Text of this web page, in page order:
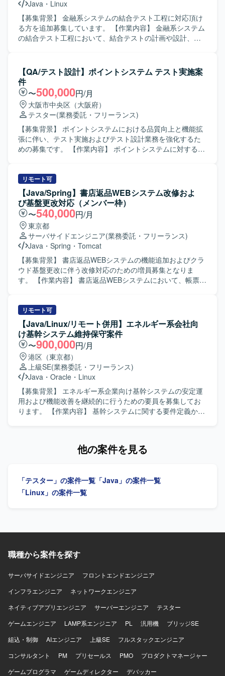
集および可視化を目的とした環境構築、チーム全体のQAプ
ロセス設計および改善プロジェクトへの参画を行っていた
だきます。 【求める人物像】 ゲーム開発における品質向上
に強い関心を持ち、テスト自動化や開発効率化に主体的に
改善提案ができる方にマッチする環境です。 【ポジション
の魅力】 マルチプラットフォームで展開予定のゲームタイ
トルにおいて、企画初期段階から運用・海外展開まで一気
通貫で関われる多様なプロジェクトに参加していただけま
す。 大型IPを中心としたタイトル群において、テスト自動
化やQAプロセス改善を通じて開発スピードと品質向上の両
立に貢献できるポジションです。 チームの枠を越えて意見
を出し合い、自律的に価値創出を行うカルチャーの中で、
大きな裁量を持ってチャレンジしていただけます。 【開発
が用意されており、UniTask、R3、UniRx、
MasterMemory、Anjin、Unity Test Frameworkなどを利用
した開発・テスト環境が整備されております。
Java ・ Linux
【募集背景】 金融系システムの結合テスト工程に対応頂け
る方を追加募集しています。 【作業内容】 金融系システム
の結合テスト工程において、結合テストの計画や設計、テ
験を活かし、関連する仕様や設計内容を理解したうえでテ
スト観点の洗い出しやテストケースの作成にも携わってい
ただきます。 【求める人物像】 自発的に一人称で動くこと
ができ、与えられたタスクに対して主体的に取り組める方
を求めています。周囲とコミュニケーションを取りなが
ら、テスト品質の向上に貢献していただける方が望ましい
です。 【ポジションの魅力】 金融系システムの結合テスト
工程に関わることで、大規模システムの品質向上に寄与で
きるポジションです。JavaおよびLinux環境での開発スキル
【QA/テスト設計】ポイントシステム テスト実施案
件
〜500,000円/月
大阪市中央区（大阪府）
テスター(業務委託・フリーランス)
【募集背景】 ポイントシステムにおける品質向上と機能拡
張に伴い、テスト実施およびテスト設計業務を強化するた
めの募集です。 【作業内容】 ポイントシステムに対するテ
やAPI連携を踏まえたテスト観点の洗い出しやテストケース
作成、E2E等の自動化テスト設計・実施、テスト結果の整理
および不具合起票・管理などの品質管理・QA業務を担当し
ていただきます。 【求める人物像】 複雑な仕様や業務フロ
ーを自ら理解し、抜け漏れのないテスト設計を主体的に進
められる方を求めています。開発メンバーや関係者とコミ
ュニケーションを取りながら、品質向上の観点で改善提案
ができる方です。 【ポジションの魅力】 ポイントシステム
における銀行・カード連携など、多数の外部システムとの
連携を伴う大規模システムの品質管理に携わることができ
ます。テスト設計から自動化まで一連のQA業務を経験でき
イル連携およびAPI連携を含むシステム環境でのテスト設計
およびテスト自動化環境を利用していただきます。
リモート可
【Java/Spring】書店返品WEBシステム改修およ
び基盤更改対応（メンバー枠）
〜540,000円/月
東京都
サーバサイドエンジニア(業務委託・フリーランス)
Java ・ Spring ・ Tomcat
【募集背景】 書店返品WEBシステムの機能追加およびクラ
ウド基盤更改に伴う改修対応のための増員募集となりま
す。 【作業内容】 書店返品WEBシステムにおいて、帳票出
ートへの分岐追加を中心とした軽微改修を行い、既存Java
／Springシステムの改修からテストまでを単独で遂行して
いただきます。案件Bではクラウド基盤切り替えに伴うPoC
後の改修およびテスト工程を担当し、併せて調査、解析、
トラブルシュート業務にも対応していただきます。 【求め
る人物像】 与えられたタスクを責任感を持ってやり遂げる
ことができる方を求めています。既存システムの仕様をキ
ャッチアップし、自ら調査しながら課題解決に取り組める
方です。チームメンバーやリーダーと連携しながら円滑に
コミュニケーションを取れる方です。 【ポジションの魅
力】 既存Java／Springシステムの改修からテストまで一連
プロジェクトの流れやトラブルシュートのノウハウも習得
を行っていただきます。帳票テンプレート改修やWARデプ
ロイ、テスト工程などを通じて、既存アプリケーションの
リモート可
【Java/Linux/リモート併用】エネルギー系会社向
け基幹システム維持保守案件
〜900,000円/月
港区（東京都）
上級SE(業務委託・フリーランス)
Java ・ Oracle ・ Linux
【募集背景】 エネルギー系企業向け基幹システムの安定運
用および機能改善を継続的に行うための要員を募集してお
ります。 【作業内容】 基幹システムに関する要件定義から
の各種オペレーションやジョブの設定・変更、障害発生時
討や調整にも関わっていただきます。 【求める人物像】 上
流から下流まで一貫して主体的に取り組める方を求めてお
境のキャッチアップにも前向きに取り組める方を想定して
系基幹システムの維持保守に携わることで、業務知識と技
術スキルの双方を深めていただけます。要件定義から保守
まで幅広い工程を担当するため、上流工程の経験を積みな
がら、インフラやクラウド、ミドルウェアなど周辺技術に
も触れられる環境となっております。 【開発環境】 Javaお
ります。OracleやDb2などを含む各種ミドルウェアやジョブ
管理ツールを利用したシステム構成となっております。
他の案件を見る
「テスター」の案件一覧 「Java」の案件一覧
「Linux」の案件一覧
職種から案件を探す
サーバサイドエンジニア
フロントエンドエンジニア
インフラエンジニア
ネットワークエンジニア
ネイティブアプリエンジニア
サーバーエンジニア
テスター
ゲームエンジニア
LAMP系エンジニア PL 汎用機
ブリッジSE
組込・制御
AIエンジニア 上級SE
フルスタックエンジニア
コンサルタント
PM プリセールス PMO
プロダクトマネージャー
ゲームプログラマ
ゲームディレクター
デバッカー